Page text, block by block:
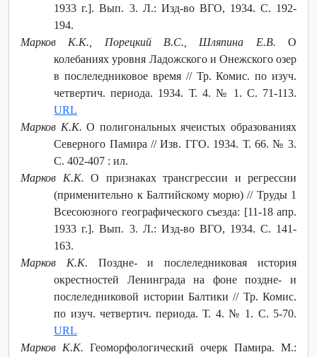
1933 г.]. Вып. 3. Л.: Изд-во ВГО, 1934. С. 192-
194.
Марков К.К., Порецкий В.С., Шляпина Е.В. О
колебаниях уровня Ладожского и Онежского озер
в послеледниковое время // Тр. Комис. по изуч.
четвертич. периода. 1934. Т. 4. № 1. С. 71-113.
URL
Марков К.К. О полигональных ячеистых образованиях
Северного Памира // Изв. ГГО. 1934. Т. 66. № 3.
С. 402-407 : ил.
Марков К.К. О признаках трансгрессии и регрессии
(применительно к Балтийскому морю) // Труды 1
Всесоюзного географического съезда: [11-18 апр.
1933 г.]. Вып. 3. Л.: Изд-во ВГО, 1934. С. 141-
163.
Марков К.К. Поздне- и послеледниковая история
окрестностей Ленинграда на фоне поздне- и
послеледниковой истории Балтики // Тр. Комис.
по изуч. четвертич. периода. Т. 4. № 1. С. 5-70.
URL
Марков К.К. Геоморфологический очерк Памира. М.: